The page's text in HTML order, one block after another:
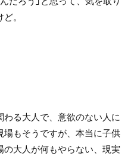
。
る大人で、意欲のない人に
もそうですが、本当に子供
大人が何もやらない、現実